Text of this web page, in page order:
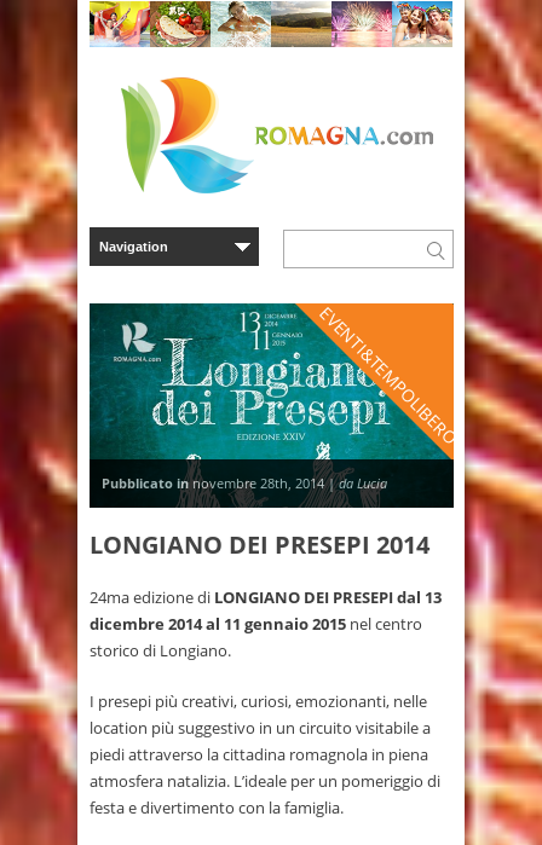
EVENTI&TEMPOLIBERO
Pubblicato innovembre 28th, 2014 |da Lucia
LONGIANO DEI PRESEPI 2014
24ma edizione di LONGIANO DEI PRESEPIdal 13
dicembre 2014 al 11 gennaio 2015 nel centro
storico di Longiano.
I presepi più creativi, curiosi, emozionanti, nelle
location più suggestivo in un circuito visitabile a
piedi attraverso la cittadina romagnola in piena
atmosfera natalizia. L’ideale per un pomeriggio di
festa e divertimento con la famiglia.